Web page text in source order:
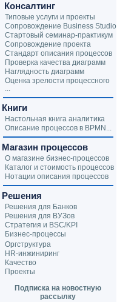
Консалтинг
Типовые услуги и проекты
Сопровождение Business Studio
Стартовый семинар-практикум
Сопровождение проекта
Стандарт описания процессов
Проверка качества диаграмм
Наглядность диаграмм
Оценка зрелости процессного
...
Книги
Настольная книга аналитика
Описание процессов в BPMN...
Магазин процессов
О магазине бизнес-процессов
Каталог и стоимость процессов
Нотации описания процессов
Решения
Решения для Банков
Решения для ВУЗов
Стратегия и BSC/KPI
Бизнес-процессы
Оргструктура
HR-инжиниринг
Качество
Проекты
Подписка на новостную
рассылку